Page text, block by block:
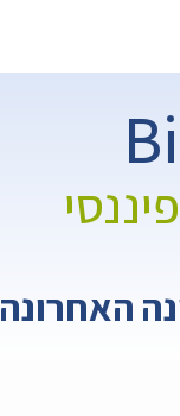
האחרונה